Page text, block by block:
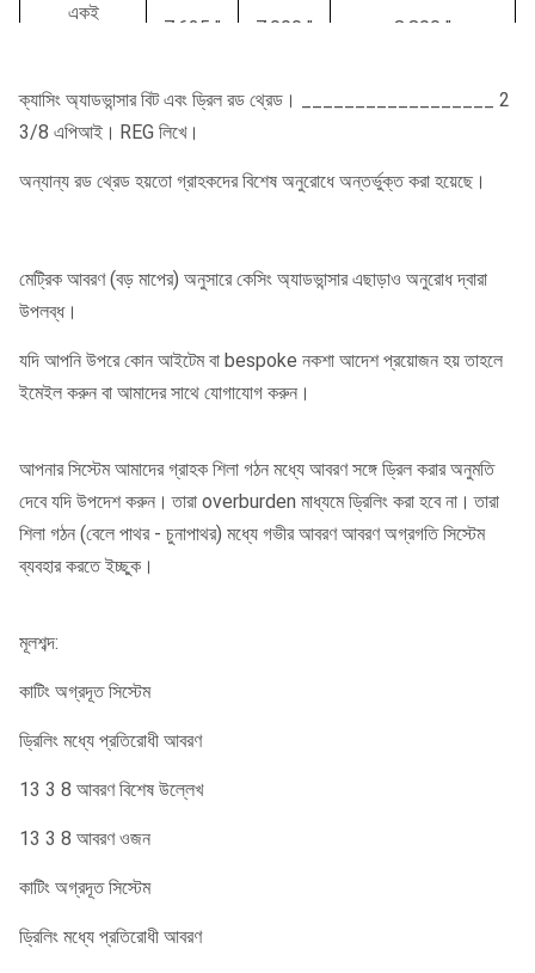
একই
7,625 " 7.000 " 8,800 "
জেড ডব্লিউ। 8,625 " 8.000 "
ওয়াটারওয়েল বিএস 879 (ফ্লাশ বাট জয়েন্টস) কে আসছে
6 "বিশেষ
8 "বিশেষ
10 "বিশেষ
দ্রষ্টব্য।
10,750
"
10.000
"
11,93 "
ক্যাসিং অ্যাডভান্সার বিট এবং ড্রিল রড থ্রেড। __________________ 2
3/8 এপিআই। REG লিখে।
অন্যান্য রড থ্রেড হয়তো গ্রাহকদের বিশেষ অনুরোধে অন্তর্ভুক্ত করা হয়েছে।
মেট্রিক আবরণ (বড় মাপের) অনুসারে কেসিং অ্যাডভান্সার এছাড়াও অনুরোধ দ্বারা
উপলব্ধ।
যদি আপনি উপরে কোন আইটেম বা bespoke নকশা আদেশ প্রয়োজন হয় তাহলে
ইমেইল করুন বা আমাদের সাথে যোগাযোগ করুন।
আপনার সিস্টেম আমাদের গ্রাহক শিলা গঠন মধ্যে আবরণ সঙ্গে ড্রিল করার অনুমতি
দেবে যদি উপদেশ করুন। তারা overburden মাধ্যমে ড্রিলিং করা হবে না। তারা
শিলা গঠন (বেলে পাথর - চুনাপাথর) মধ্যে গভীর আবরণ আবরণ অগ্রগতি সিস্টেম
ব্যবহার করতে ইচ্ছুক।
মূলশব্দ:
কাটিং অগ্রদূত সিস্টেম
ড্রিলিং মধ্যে প্রতিরোধী আবরণ
13 3 8 আবরণ বিশেষ উল্লেখ
13 3 8 আবরণ ওজন
কাটিং অগ্রদূত সিস্টেম
ড্রিলিং মধ্যে প্রতিরোধী আবরণ